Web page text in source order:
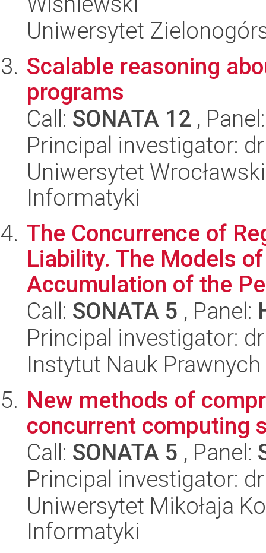
Uniwersytet
Scalable reasoning
programs
Call: SONATA 12 ,
Principal investigator:
Uniwersytet
Informatyki
The Concurrence of
Liability. The Models
Accumulation of the
Call: SONATA 5 , Panel:
Principal investigator:
Instytut Nauk Prawnych
New methods of
concurrent computing
Call: SONATA 5 , Panel:
Principal investigator:
Uniwersytet Mikołaja
Informatyki